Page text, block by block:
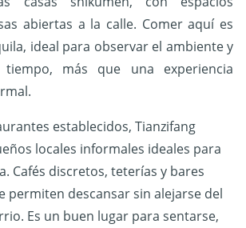
abiertas a la calle. Comer aquí es
ideal para observar el ambiente y
más que una experiencia
establecidos, Tianzifang
locales informales ideales para
Cafés discretos, teterías y bares
permiten descansar sin alejarse del
Es un buen lugar para sentarse,